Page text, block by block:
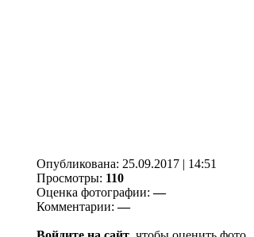
Опубликованa: 25.09.2017 | 14:51
Просмотры: 110
Оценка фотографии:—
Комментарии:—